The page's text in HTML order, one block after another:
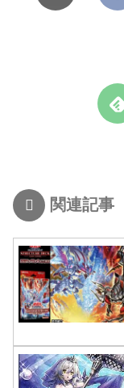
関連記事